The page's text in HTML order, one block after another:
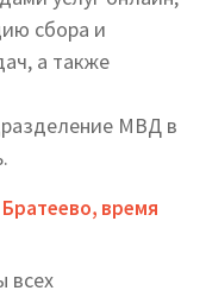
сбора и
а также
МВД в
время
всех